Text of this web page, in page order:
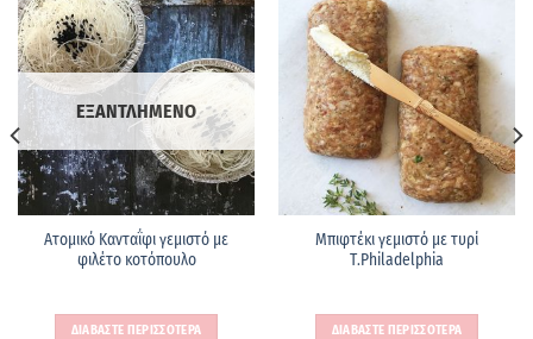
ΕΞΑΝΤΛΗΜΕΝΟ
Ατομικό Κανταΐφι γεμιστό με
φιλέτο κοτόπουλο
ΔΙΑΒΑΣΤΕ ΠΕΡΙΣΣΟΤΕΡΑ
Μπιφτέκι γεμιστό με τυρί
Τ.Philadelphia
ΔΙΑΒΑΣΤΕ ΠΕΡΙΣΣΟΤΕΡΑ